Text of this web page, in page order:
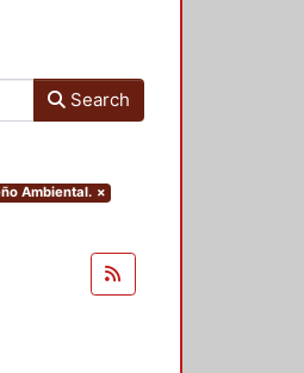
Search
Ambiental. ×